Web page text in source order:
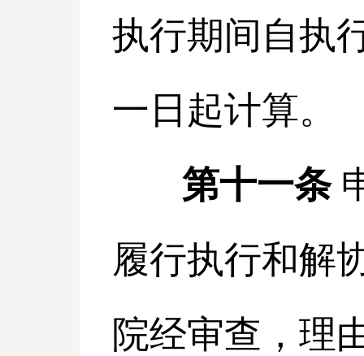
执行期间自执
一日起计算。
第十一条
履行执行和解
院经审查，理